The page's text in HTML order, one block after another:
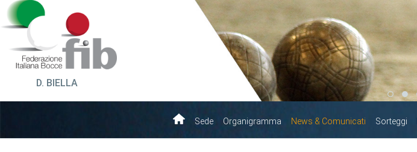
D. BIELLA
Sede Organigramma News & Comunicati Sorteggi